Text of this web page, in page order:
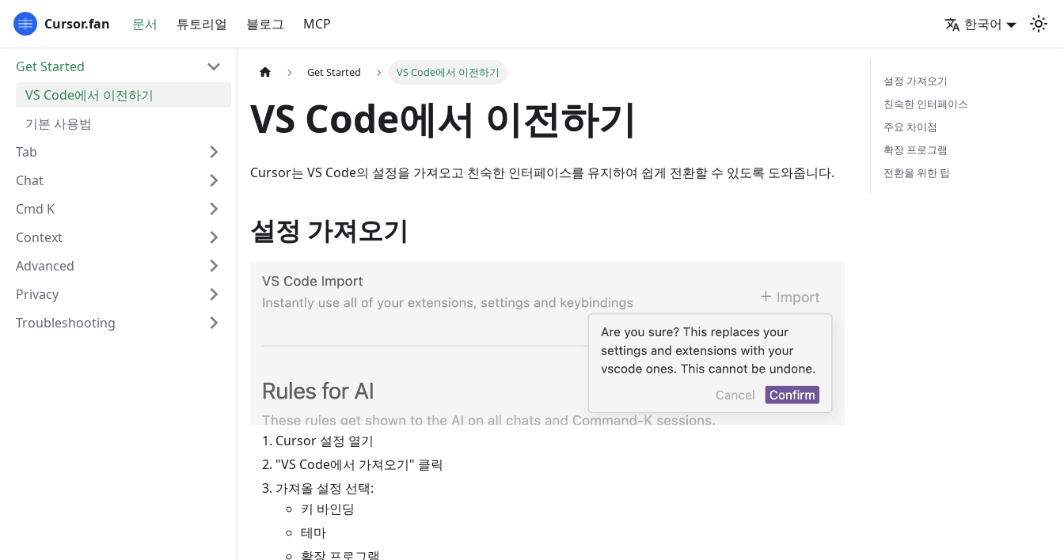
Cursor.fan 문서 튜토리얼 블로그 MCP 한국어
Get Started
VS Code에서 이전하기
기본 사용법
Tab
Chat
Cmd K
Context
Advanced
Privacy
Troubleshooting
Get Started VS Code에서 이전하기
VS Code에서 이전하기
Cursor는 VS Code의 설정을 가져오고 친숙한 인터페이스를 유지하여 쉽게 전환할 수 있도록 도와줍니다.
설정 가져오기
Cursor 설정 열기
"VS Code에서 가져오기" 클릭
가져올 설정 선택:
키 바인딩
테마
확장 프로그램
설정 가져오기
친숙한 인터페이스
주요 차이점
확장 프로그램
전환을 위한 팁